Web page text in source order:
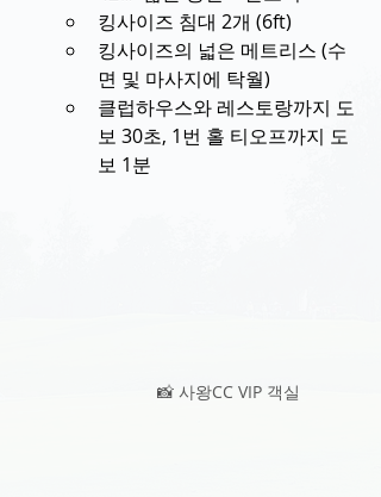
킹사이즈 침대 2개 (6ft)
킹사이즈의 넓은 메트리스 (수
면 및 마사지에 탁월)
클럽하우스와 레스토랑까지 도
보 30초, 1번 홀 티오프까지 도
보 1분
📸 사왕CC VIP 객실